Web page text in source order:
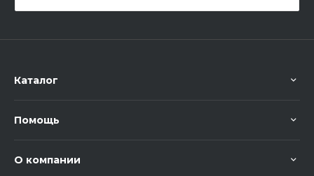
Каталог
Помощь
О компании